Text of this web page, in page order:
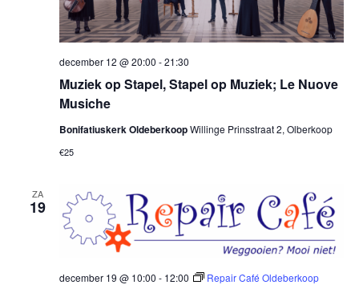
Muziek op Stapel, Stapel op Muziek; Le Nuove
Musiche
december 12 @ 20:00 -21:30
Bonifatiuskerk OldeberkoopWillinge Prinsstraat 2, Olberkoop
€25
ZA
19
december 19 @ 10:00 - 12:00 Repair Café Oldeberkoop